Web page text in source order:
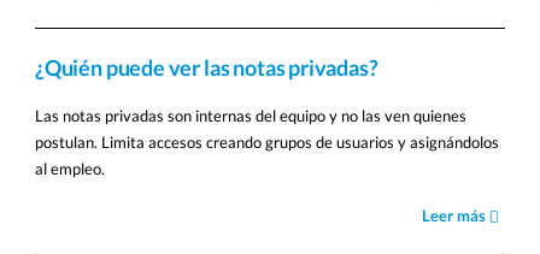
¿Quién puede ver las notas privadas?
Las notas privadas son internas del equipo y no las ven quienes
postulan. Limita accesos creando grupos de usuarios y asignándolos
al empleo.
Leer más